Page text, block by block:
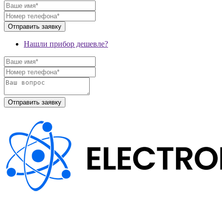
Нашли прибор дешевле?